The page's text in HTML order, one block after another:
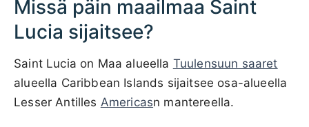
Missä päin maailmaa Saint
Lucia sijaitsee?
Saint Lucia on Maa alueella Tuulensuun saaret
alueella Caribbean Islands sijaitsee osa-alueella
Lesser Antilles Americasn mantereella.
500 km / 310.7 mi